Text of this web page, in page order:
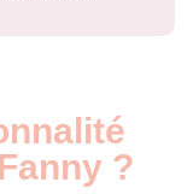
?